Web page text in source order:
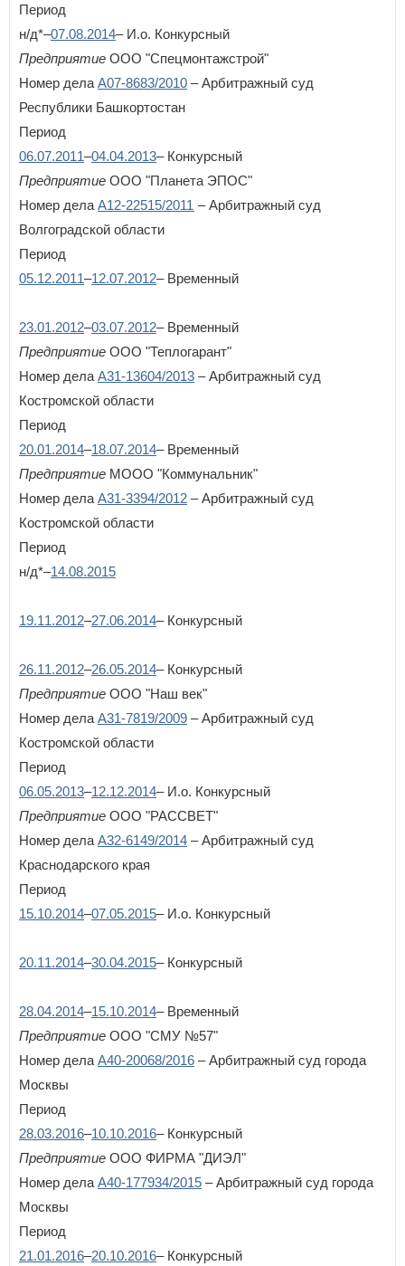
Республика Мордовия
Республика Саха (Якутия)
Республика Северная Осетия - Алания
Республика Татарстан
Республика Тыва
Республика Хакасия
Ростовская область
Рязанская область
С
Самарская область
Санкт-Петербург
Сахалинская область
Свердловская область
Севастополь
Т
Тамбовская область
Тверская область
Томская область
Тульская область
Тюменская область
У
Удмуртская Республика
Ульяновская область
Хабаровский край
Чеченская Республика
Чувашская Республика
Чукотский автономный округ
Я
Ямало-Ненецкий автономный округ
Ярославская область
Период
н/д*–07.08.2014– И.о. Конкурсный
Предприятие ООО "Спецмонтажстрой"
Номер дела А07-8683/2010 – Арбитражный суд
Республики Башкортостан
Период
06.07.2011–04.04.2013– Конкурсный
Предприятие ООО "Планета ЭПОС"
Номер дела А12-22515/2011 – Арбитражный суд
Волгоградской области
Период
05.12.2011–12.07.2012– Временный
23.01.2012–03.07.2012– Временный
Предприятие ООО "Теплогарант"
Номер дела А31-13604/2013 – Арбитражный суд
Костромской области
Период
20.01.2014–18.07.2014– Временный
Предприятие МООО "Коммунальник"
Номер дела А31-3394/2012 – Арбитражный суд
Костромской области
Период
н/д*–14.08.2015
19.11.2012–27.06.2014– Конкурсный
26.11.2012–26.05.2014– Конкурсный
Предприятие ООО "Наш век"
Номер дела А31-7819/2009 – Арбитражный суд
Костромской области
Период
06.05.2013–12.12.2014– И.о. Конкурсный
Предприятие ООО "РАССВЕТ"
Номер дела А32-6149/2014 – Арбитражный суд
Краснодарского края
Период
15.10.2014–07.05.2015– И.о. Конкурсный
20.11.2014–30.04.2015– Конкурсный
28.04.2014–15.10.2014– Временный
Предприятие ООО "СМУ №57"
Номер дела А40-20068/2016 – Арбитражный суд города
Москвы
Период
28.03.2016–10.10.2016– Конкурсный
Предприятие ООО ФИРМА "ДИЭЛ"
Номер дела А40-177934/2015 – Арбитражный суд города
Москвы
Период
21.01.2016–20.10.2016– Конкурсный